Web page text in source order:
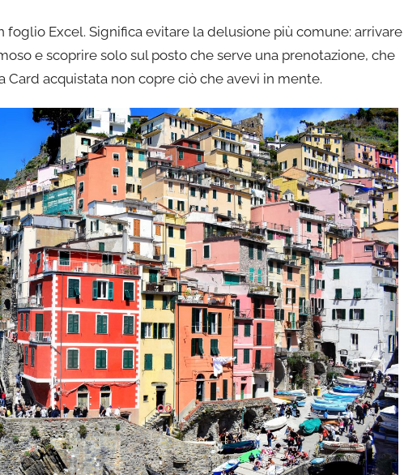
Excel. Significa evitare la delusione più comune: arrivare
e scoprire solo sul posto che serve una prenotazione, che
acquistata non copre ciò che avevi in mente.